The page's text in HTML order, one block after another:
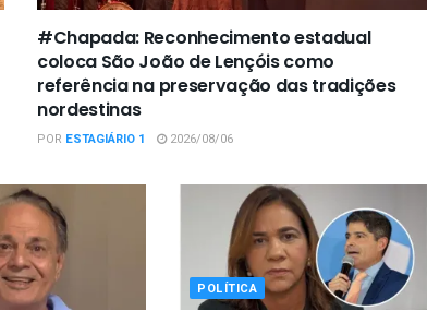
#Chapada: Reconhecimento estadual
coloca São João de Lençóis como
referência na preservação das tradições
nordestinas
POR ESTAGIÁRIO 1 2026/08/06
POLÍTICA